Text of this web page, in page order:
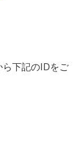
下記のIDをご